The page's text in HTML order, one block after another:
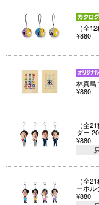
（全
¥880
林真鳥
¥880
（全
ダー
¥880
（全
ーホル
¥880